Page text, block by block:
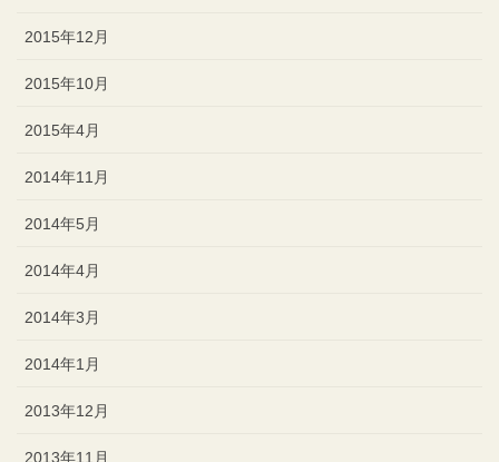
2015年12月
2015年10月
2015年4月
2014年11月
2014年5月
2014年4月
2014年3月
2014年1月
2013年12月
2013年11月